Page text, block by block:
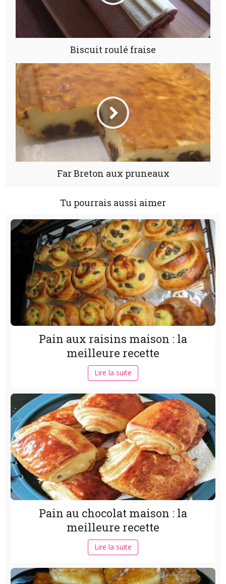
Biscuit roulé fraise
Far Breton aux pruneaux
Tu pourrais aussi aimer
Pain aux raisins maison : la
meilleure recette
Lire la suite
Pain au chocolat maison : la
meilleure recette
Lire la suite